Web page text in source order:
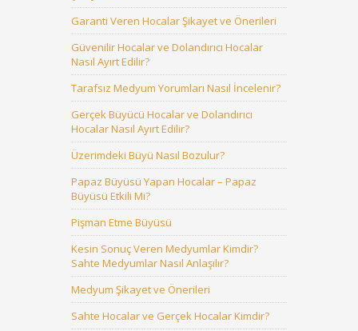
Garanti Veren Hocalar Şikayet ve Önerileri
Güvenilir Hocalar ve Dolandırıcı Hocalar
Nasıl Ayırt Edilir?
Tarafsız Medyum Yorumları Nasıl İncelenir?
Gerçek Büyücü Hocalar ve Dolandırıcı
Hocalar Nasıl Ayırt Edilir?
Üzerimdeki Büyü Nasıl Bozulur?
Papaz Büyüsü Yapan Hocalar – Papaz
Büyüsü Etkili Mi?
Pişman Etme Büyüsü
Kesin Sonuç Veren Medyumlar Kimdir?
Sahte Medyumlar Nasıl Anlaşılır?
Medyum Şikayet ve Önerileri
Sahte Hocalar ve Gerçek Hocalar Kimdir?